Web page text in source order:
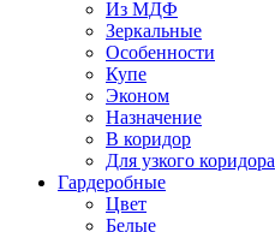
Из МДФ
Зеркальные
Особенности
Купе
Эконом
Назначение
В коридор
Для узкого коридора
Гардеробные
Цвет
Белые